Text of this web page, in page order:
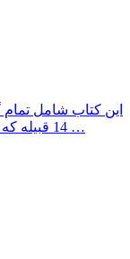
14 قبیله که در ایران هستند معرفی شده‌اند. کتاب راهنمای …